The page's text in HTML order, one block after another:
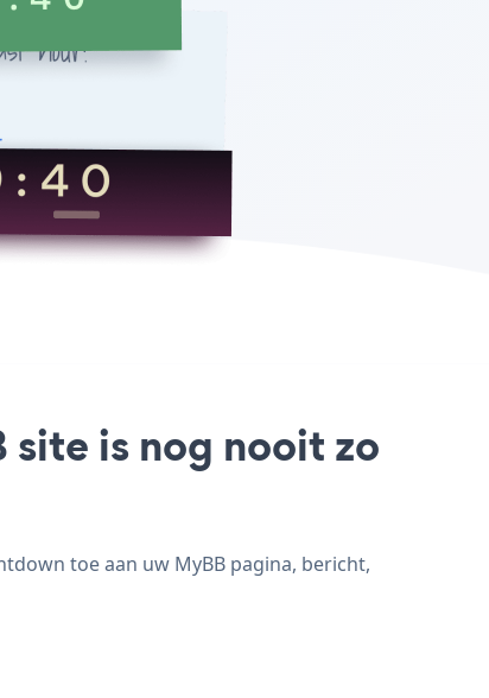
is nog nooit zo
toe aan uw MyBB pagina, bericht,